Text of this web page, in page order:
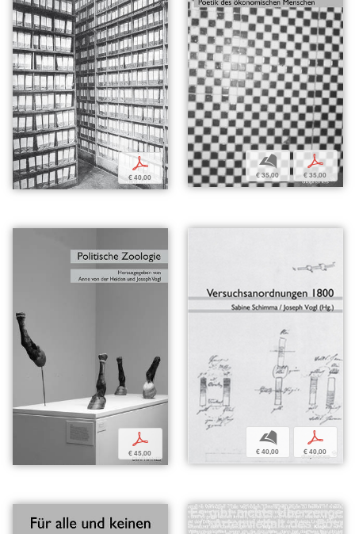
p
€ 40,00
b
€ 35,00
p
€ 35,00
p
€ 45,00
b
€ 40,00
p
€ 40,00